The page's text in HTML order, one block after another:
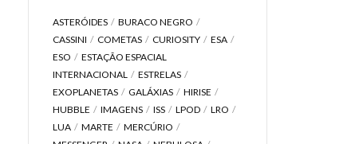
ASTERÓIDES
BURACO NEGRO
CASSINI
COMETAS CURIOSITY
ESA
ESO
ESTAÇÃO ESPACIAL
INTERNACIONAL
ESTRELAS
EXOPLANETAS
GALÁXIAS
HIRISE
HUBBLE
IMAGENS ISS LPOD
LRO
LUA
MARTE
MERCÚRIO